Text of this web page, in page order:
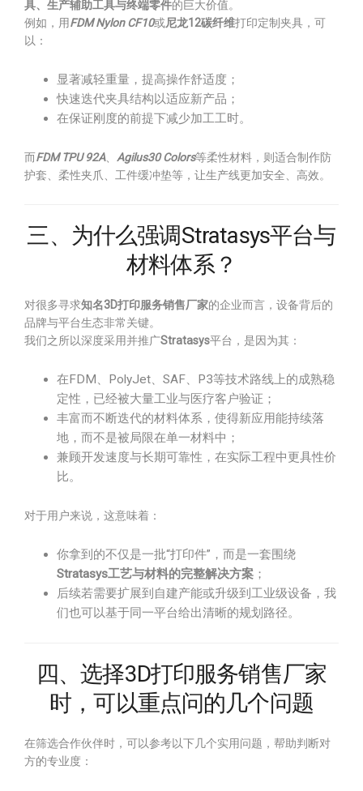
具、生产辅助工具与终端零件的巨大价值。
例如，用FDM Nylon CF10或尼龙12碳纤维打印定制夹具，可
以：
显著减轻重量，提高操作舒适度；
快速迭代夹具结构以适应新产品；
在保证刚度的前提下减少加工工时。
而FDM TPU 92A、 Agilus30 Colors等柔性材料，则适合制作防
护套、柔性夹爪、工件缓冲垫等，让生产线更加安全、高效。
三、为什么强调Stratasys平台与
材料体系？
对很多寻求知名3D打印服务销售厂家的企业而言，设备背后的
品牌与平台生态非常关键。
我们之所以深度采用并推广Stratasys平台，是因为其：
在FDM、PolyJet、SAF、P3等技术路线上的成熟稳
定性，已经被大量工业与医疗客户验证；
丰富而不断迭代的材料体系，使得新应用能持续落
地，而不是被局限在单一材料中；
兼顾开发速度与长期可靠性，在实际工程中更具性价
比。
对于用户来说，这意味着：
你拿到的不仅是一批“打印件”，而是一套围绕
Stratasys工艺与材料的完整解决方案 ；
后续若需要扩展到自建产能或升级到工业级设备，我
们也可以基于同一平台给出清晰的规划路径。
四、选择3D打印服务销售厂家
时，可以重点问的几个问题
在筛选合作伙伴时，可以参考以下几个实用问题，帮助判断对
方的专业度：